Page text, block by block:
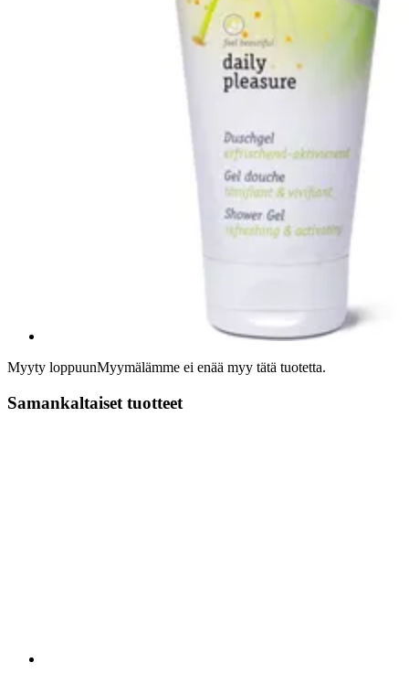
Myyty loppuunMyymälämme ei enää myy tätä tuotetta.
Samankaltaiset tuotteet